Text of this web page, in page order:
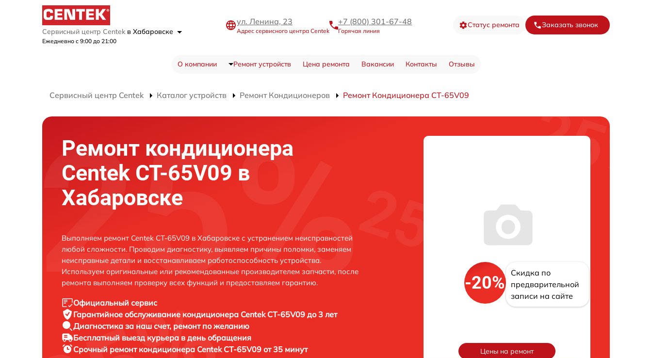
Сервисный центр Centek в Хабаровске
Ежедневно с 9:00 до 21:00
ул. Ленина, 23
Адрес сервисного центра Centek
+7 (800) 301-67-48
Горячая линия
Статус ремонта Заказать звонок
О компании Ремонт устройств Цена ремонта Вакансии Контакты Отзывы
Сервисный центр Centek Каталог устройств Ремонт Кондиционеров Ремонт Кондиционера CT-65V09
Ремонт кондиционера
Centek CT-65V09 в
Хабаровске
Выполняем ремонт Centek CT-65V09 в Хабаровске с устранением неисправностей
любой сложности. Проводим диагностику, выявляем причины поломки, заменяем
неисправные детали и восстанавливаем работоспособность устройства.
Используем оригинальные или рекомендованные производителем запчасти, после
ремонта выполняем проверку всех функций и предоставляем гарантию.
Официальный сервис
Гарантийное обслуживание кондиционера Centek CT-65V09 до 3 лет
Диагностика за наш счет, ремонт по желанию
Бесплатный выезд курьера в день обращения
Срочный ремонт кондиционера Centek CT-65V09 от 35 минут
-20%
Скидка по
предварительной
записи на сайте
Цены на ремонт